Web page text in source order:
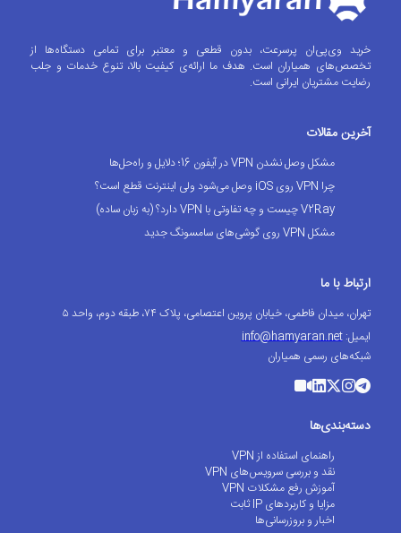
خرید وی‌پی‌ان پرسرعت، بدون قطعی و معتبر برای تمامی دستگاه‌ها از
تخصص‌های همیاران است. هدف ما ارائه‌ی کیفیت بالا، تنوع خدمات و جلب
رضایت مشتریان ایرانی است.
آخرین مقالات
مشکل وصل نشدن VPN در آیفون 16؛ دلایل و راه‌حل‌ها
چرا VPN روی iOS وصل می‌شود ولی اینترنت قطع است؟
V2Ray چیست و چه تفاوتی با VPN دارد؟ (به زبان ساده)
مشکل VPN روی گوشی‌های سامسونگ جدید
ارتباط با ما
تهران، میدان فاطمی، خیابان پروین اعتصامی، پلاک ۷۴، طبقه دوم، واحد ۵
ایمیل:info@hamyaran.net
شبکه‌های رسمی همیاران
دسته‌بندی‌ها
راهنمای استفاده از VPN
نقد و بررسی سرویس‌های VPN
آموزش رفع مشکلات VPN
مزایا و کاربردهای IP ثابت
اخبار و بروزرسانی‌ها